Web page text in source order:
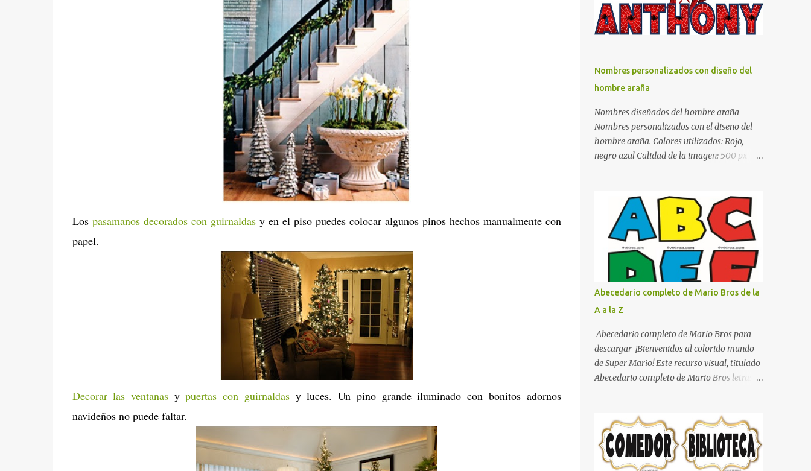
Los pasamanos decorados con guirnaldasy en el piso puedes colocar algunos pinos hechos manualmente con
papel.
Decorar las ventanasypuertas con guirnaldasy luces. Un pino grande iluminado con bonitos adornos
navideños no puede faltar.
sea un lugar muy agradable y cómodo y
también para nuestra vista. Te mostramos
algunas sugerencias que pueden brindar la
dormitorio. El color naranja es una buena
opción para recibir esa luz y felicidad que
todo ser humano necesita. El color blanco es
ideal para lograr el relax total, es un color
que va con todo y además es color bastante
limpio que te dará esa sensación de calidez.
Los colores terra son excelentes para usar en
color muy relajante y por lo tanto entra en
la lista de colo...
Nombres personalizados con diseño del
hombre araña
Nombres diseñados del hombre araña
Nombres personalizados con el diseño del
hombre araña. Colores utilizados: Rojo,
negro azul Calidad de la imagen: 500 px Si
comentario y con gusto lo diseñamos.
Nombres con diseños Spiderman Sonic bella
Cartel de feliz cumpleaños de héroes en
pijamas Ideas para decorar el dormitorio
con pósters Cama con diseño de ring de
boxeo Ideas para decoraciones de fiestas
infantiles Cosas bonitas que se pueden hacer
con gomas de coche
Abecedario completo de Mario Bros de la
A a la Z
Abecedario completo de Mario Bros para
descargar ¡Bienvenidos al colorido mundo
de Super Mario! Este recurso visual, titulado
Abecedario completo de Mario Bros letras
de los videojuegos. Este set de letras está
diseñado para transformar cualquier
mensaje en una aventura, utilizando la
tipografía clásica y robusta que los fans han